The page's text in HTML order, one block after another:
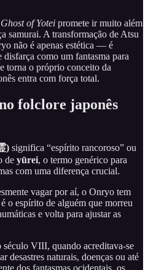
Ghost of Yotei promete ir muito além
samurai. A transformação de Atsu
não é apenas estética — é
como um fantasma para
torna o próprio conceito da
entra com força total.
folclore japonês
) significa “espírito rancoroso” ou
de yūrei, o termo genérico para
com uma diferença crucial.
vagar por aí, o Onryo tem
o espírito de alguém que morreu
e volta para ajustar as
VIII, quando acreditava-se
desastres naturais, doenças ou até